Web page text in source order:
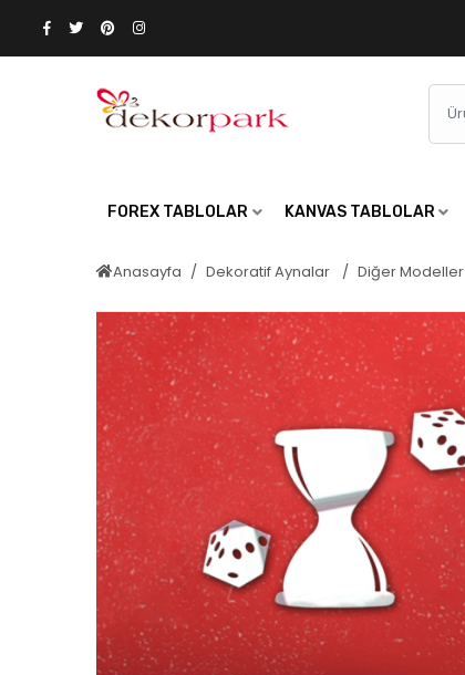
FOREX TABLOLAR KANVAS TABLOLAR
Anasayfa Dekoratif Aynalar Diğer Modeller